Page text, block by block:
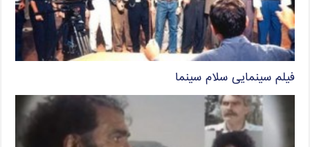
فیلم سینمایی سلام سینما